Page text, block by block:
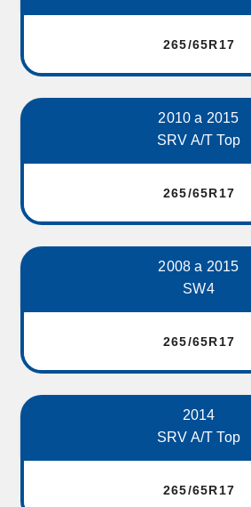
265/65R17
2010 a 2015
SRV A/T Top
265/65R17
2008 a 2015
SW4
265/65R17
2014
SRV A/T Top
265/65R17